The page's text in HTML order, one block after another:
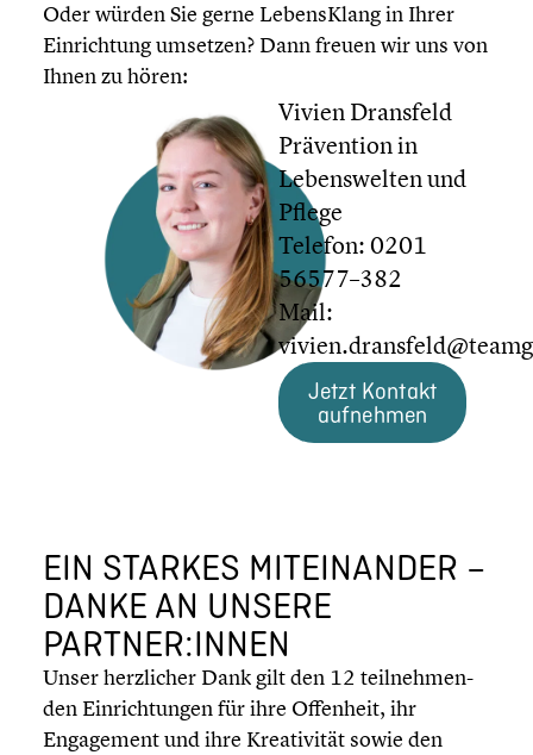
Oder würden Sie gerne Lebens­Klang in Ihrer
Einrich­tung umsetzen? Dann freuen wir uns von
Ihnen zu hören:
Vivien Dransfeld
Präven­tion in
Lebens­wel­ten und
Pflege
Telefon: 0201
56577–382
Mail:
Jetzt Kontakt
aufnehmen
EIN STARKES MITEIN­AN­DER –
DANKE AN UNSERE
PARTNER:INNEN
Unser herzli­cher Dank gilt den 12 teilneh­men­
den Einrich­tun­gen für ihre Offenheit, ihr
Engage­ment und ihre Kreati­vi­tät sowie den